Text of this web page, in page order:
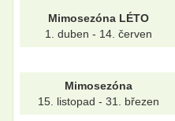
Mimosezóna LÉTO
1. duben - 14. červen
Mimosezóna
15. listopad - 31. březen